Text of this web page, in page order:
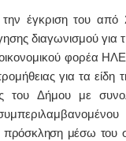
έγκριση του από
διαγωνισμού
οικονομικού φορέα
για τα είδη
του Δήμου με
πρόσκληση μέσω του